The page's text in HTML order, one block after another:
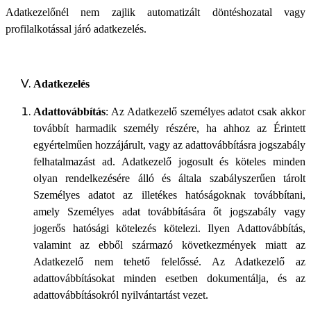
Adatkezelőnél nem zajlik automatizált döntéshozatal vagy
profilalkotással járó adatkezelés.
Adatkezelés
Adattovábbítás: Az Adatkezelő személyes adatot csak akkor
továbbít harmadik személy részére, ha ahhoz az Érintett
egyértelműen hozzájárult, vagy az adattovábbításra jogszabály
felhatalmazást ad. Adatkezelő jogosult és köteles minden
olyan rendelkezésére álló és általa szabályszerűen tárolt
Személyes adatot az illetékes hatóságoknak továbbítani,
amely Személyes adat továbbítására őt jogszabály vagy
jogerős hatósági kötelezés kötelezi. Ilyen Adattovábbítás,
valamint az ebből származó következmények miatt az
Adatkezelő nem tehető felelőssé. Az Adatkezelő az
adattovábbításokat minden esetben dokumentálja, és az
adattovábbításokról nyilvántartást vezet.